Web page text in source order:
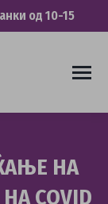
од 10-15
НА
COVID